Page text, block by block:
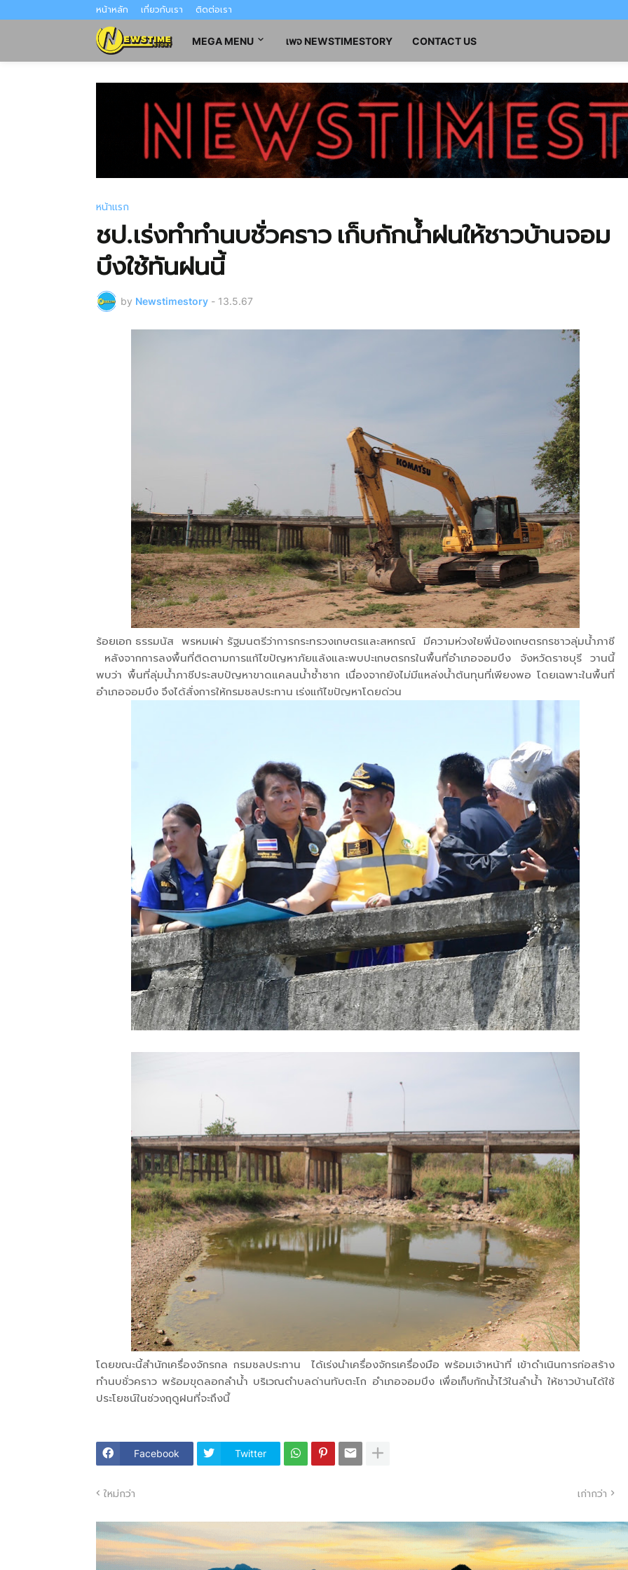
หน้าหลัก เกี่ยวกับเรา ติดต่อเรา
MEGA MENU เพจ NEWSTIMESTORY CONTACT US
หน้าแรก
ชป.เร่งทำทำนบชั่วคราว เก็บกักน้ำฝนให้ชาวบ้านจอม
บึงใช้ทันฝนนี้
by Newstimestory - 13.5.67
ร้อยเอก ธรรมนัส พรหมเผ่า รัฐมนตรีว่าการกระทรวงเกษตรและสหกรณ์ มีความห่วงใยพี่น้องเกษตรกรชาวลุ่มน้ำภาชี
หลังจากการลงพื้นที่ติดตามการแก้ไขปัญหาภัยแล้งและพบปะเกษตรกรในพื้นที่อำเภอจอมบึง จังหวัดราชบุรี วานนี้
พบว่า พื้นที่ลุ่มน้ำภาชีประสบปัญหาขาดแคลนน้ำซ้ำซาก เนื่องจากยังไม่มีแหล่งน้ำต้นทุนที่เพียงพอ โดยเฉพาะในพื้นที่
อำเภอจอมบึง จึงได้สั่งการให้กรมชลประทาน เร่งแก้ไขปัญหาโดยด่วน
โดยขณะนี้สำนักเครื่องจักรกล กรมชลประทาน ได้เร่งนำเครื่องจักรเครื่องมือ พร้อมเจ้าหน้าที่ เข้าดำเนินการก่อสร้าง
ทำนบชั่วคราว พร้อมขุดลอกลำน้ำ บริเวณตำบลด่านทับตะโก อำเภอจอมบึง เพื่อเก็บกักน้ำไว้ในลำน้ำ ให้ชาวบ้านได้ใช้
ประโยชน์ในช่วงฤดูฝนที่จะถึงนี้
Facebook Twitter
ใหม่กว่า เก่ากว่า